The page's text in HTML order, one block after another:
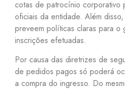
cotas de patrocínio corporativo
oficiais da entidade. Além
preveem políticas claras para o
inscrições efetuadas.
Por causa das diretrizes de
de pedidos pagos só poderá
a compra do ingresso. Do